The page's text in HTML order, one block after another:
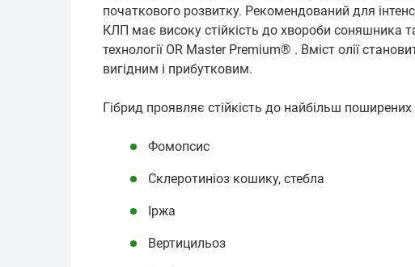
початкового розвитку. Рекомендований для
КЛП має високу стійкість до хвороби соняшника
технології OR Master Premium® . Вміст олії
вигідним і прибутковим.
Гібрид проявляє стійкість до найбільш
Фомопсис
Склеротиніоз кошику, стебла
Іржа
Вертицильоз